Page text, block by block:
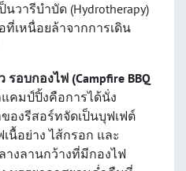
วารีบำบัด (Hydrotherapy)
เหนื่อยล้าจากการเดิน
อบกองไฟ (Campfire BBQ
คมป์ปิ้งคือการได้นั่ง
องรีสอร์ทจัดเป็นบุฟเฟต์
นื้อย่าง ไส้กรอก และ
างลานกว้างที่มีกองไฟ